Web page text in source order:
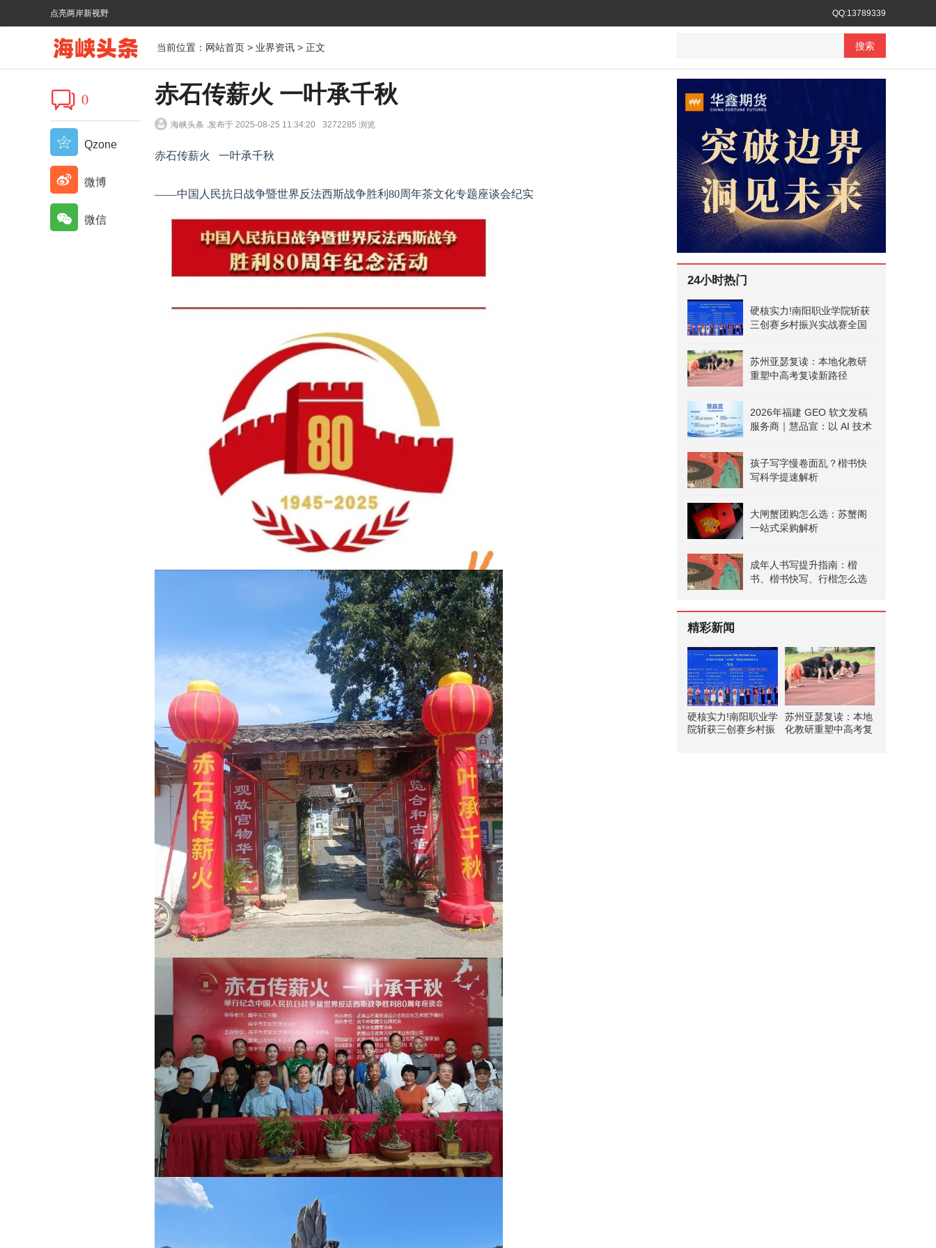
QQ:13789339
点亮两岸新视野
当前位置： 网站首页 > 业界资讯 > 正文 搜索
赤石传薪火 一叶承千秋
海峡头条 .发布于 2025-08-25 11:34:20 3272285 浏览
赤石传薪火 一叶承千秋
——中国人民抗日战争暨世界反法西斯战争胜利80周年茶文化专题座谈会纪实
0
Qzone
微博
微信
24小时热门
硬核实力!南阳职业学院斩获
三创赛乡村振兴实战赛全国
苏州亚瑟复读：本地化教研
重塑中高考复读新路径
2026年福建 GEO 软文发稿
服务商｜慧品宣：以 AI 技术
孩子写字慢卷面乱？楷书快
写科学提速解析
大闸蟹团购怎么选：苏蟹阁
一站式采购解析
成年人书写提升指南：楷
书、楷书快写、行楷怎么选
精彩新闻
硬核实力!南阳职业学
院斩获三创赛乡村振
苏州亚瑟复读：本地
化教研重塑中高考复